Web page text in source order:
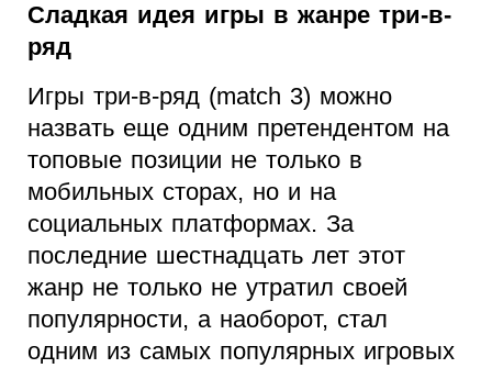
Сладкая идея игры в жанре три-в-
ряд
Игры три-в-ряд (match 3) можно
назвать еще одним претендентом на
топовые позиции не только в
мобильных сторах, но и на
социальных платформах. За
последние шестнадцать лет этот
жанр не только не утратил своей
популярности, а наоборот, стал
одним из самых популярных игровых